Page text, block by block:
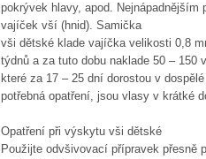
pokrývek hlavy, apod.
vajíček vší (hnid). Samička
vši dětské klade vajíčka velikosti 0,8
týdnů a za tuto dobu naklade 50 –
které za 17 – 25 dní dorostou v
potřebná opatření, jsou vlasy v krátké
Opatření při výskytu vši dětské
Použijte odvšivovací přípravek přesně